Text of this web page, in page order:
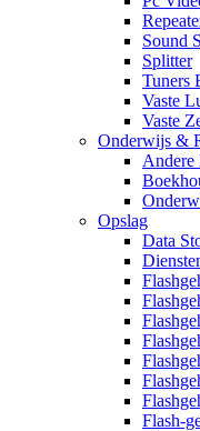
Sound
Splitter
Tuners
Vaste
Vaste
Onderwijs &
Andere
Opslag
Data
Flash-